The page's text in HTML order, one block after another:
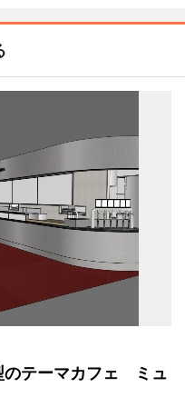
のテーマカフェ ミュ